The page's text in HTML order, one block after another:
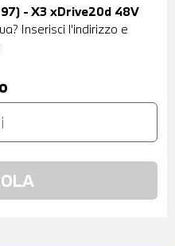
- X3 xDrive20d 48V
Inserisci l'indirizzo e